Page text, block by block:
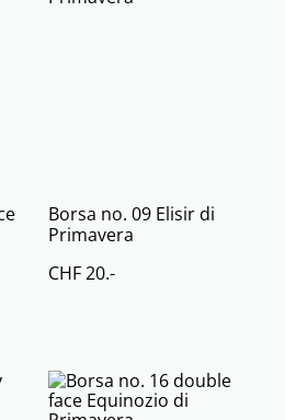
Borsa no. 09 Elisir di
Primavera
CHF 20.-